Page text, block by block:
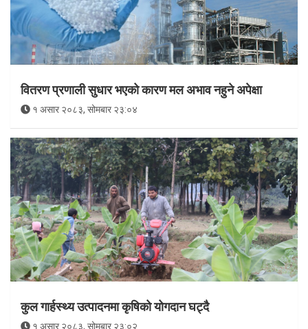
वितरण प्रणाली सुधार भएको कारण मल अभाव नहुने अपेक्षा
१ असार २०८३, सोमबार २३:०४
कुल गार्हस्थ्य उत्पादनमा कृषिको योगदान घट्दै
१ असार २०८३, सोमबार २३:०२